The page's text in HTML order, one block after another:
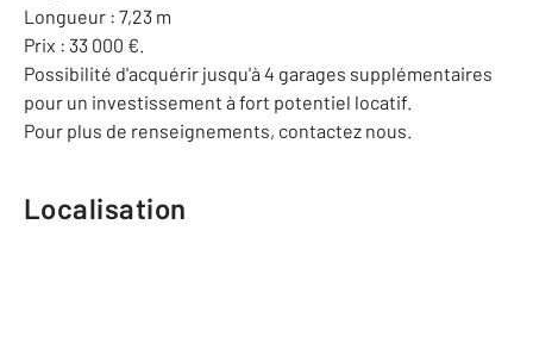
Longueur : 7,23 m
Prix : 33 000 €.
Possibilité d'acquérir jusqu'à 4 garages supplémentaires
pour un investissement à fort potentiel locatif.
Pour plus de renseignements, contactez nous.
Localisation